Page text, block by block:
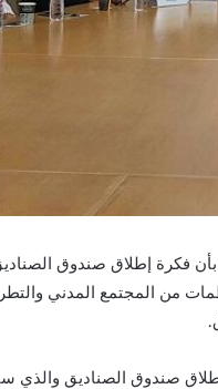
فكرة إطلاق صندوق
من المجتمع المدني
صندوق الصناديق والذي